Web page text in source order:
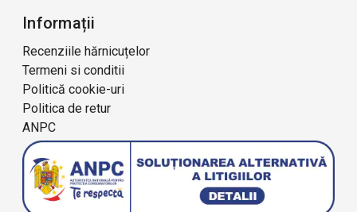
Informații
Recenziile hărnicuțelor
Termeni si conditii
Politică cookie-uri
Politica de retur
ANPC